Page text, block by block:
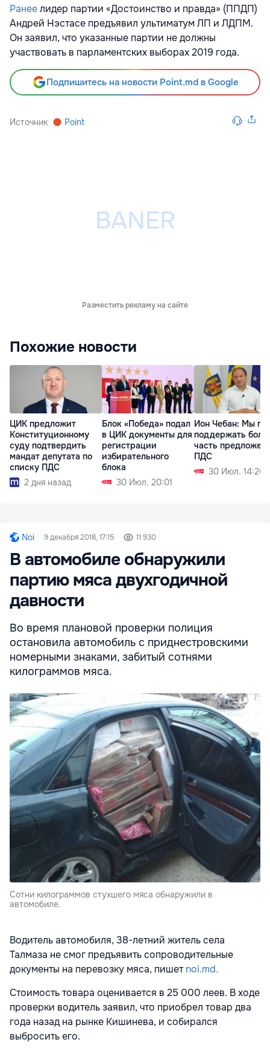
Ранеелидер партии «Достоинство и правда» (ППДП)
Андрей Нэстасе предъявил ультиматум ЛП и ЛДПМ.
Он заявил, что указанные партии не должны
участвовать в парламентских выборах 2019 года.
Подпишитесь на новости Point.md в Google
Источник Point
Разместить рекламу на сайте
Похожие новости
ЦИК предложит
Конституционному
суду подтвердить
мандат депутата по
списку ПДС
2 дня назад
Блок «Победа» подал
в ЦИК документы для
регистрации
избирательного
блока
30 Июл. 20:01
Ион Чебан: Мы
поддержать
часть
ПДС
30 Июл. 14:26
Noi 9 декабря 2018, 17:15 11 930
В автомобиле обнаружили
партию мяса двухгодичной
давности
Во время плановой проверки полиция
остановила автомобиль с приднестровскими
номерными знаками, забитый сотнями
килограммов мяса.
Сотни килограммов стухшего мяса обнаружили в
автомобиле.
Водитель автомобиля, 38-летний житель села
Талмаза не смог предъявить сопроводительные
документы на перевозку мяса, пишетnoi.md.
Стоимость товара оценивается в 25 000 леев. В ходе
проверки водитель заявил, что приобрел товар два
года назад на рынке Кишинева, и собирался
выбросить его.